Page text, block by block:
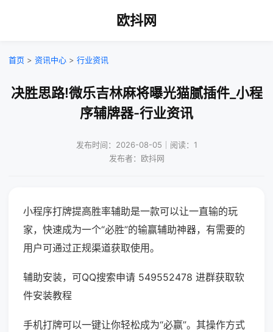
欧抖网
首页 > 资讯中心 > 行业资讯
决胜思路!微乐吉林麻将曝光猫腻插件_小程
序辅牌器-行业资讯
发布时间：2026-08-05｜阅读：1
发布者：欧抖网
小程序打牌提高胜率辅助是一款可以让一直输的玩
家，快速成为一个“必胜”的输赢辅助神器，有需要的
用户可通过正规渠道获取使用。
辅助安装，可QQ搜索申请 549552478 进群获取软
件安装教程
手机打牌可以一键让你轻松成为“必赢”。其操作方式